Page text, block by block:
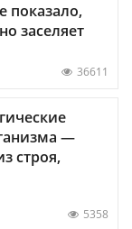
показало,
заселяет
36611
—
строя,
5358